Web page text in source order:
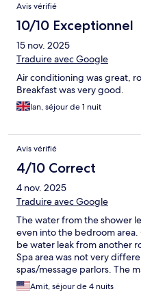
Avis vérifié
10/10 Exceptionnel
15 nov. 2025
Traduire avec Google
Air conditioning was great,
Breakfast was very good.
Ian, séjour de 1 nuit
Avis vérifié
4/10 Correct
4 nov. 2025
Traduire avec Google
The water from the shower
even into the bedroom
be water leak from another
Spa area was not very
spas/message parlors. The
should be classified as a 3-
Amit, séjour de 4 nuits